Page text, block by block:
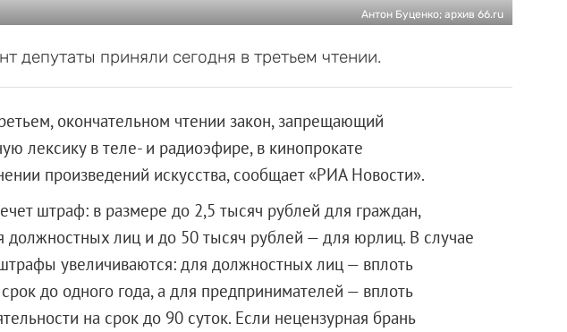
Антон Буценко; архив 66.ru
депутаты приняли сегодня в третьем чтении.
окончательном чтении закон, запрещающий
лексику в теле- и радиоэфире, в кинопрокате
произведений искусства, сообщает «РИА Новости».
штраф: в размере до 2,5 тысяч рублей для граждан,
должностных лиц и до 50 тысяч рублей — для юрлиц. В случае
увеличиваются: для должностных лиц — вплоть
до одного года, а для предпринимателей — вплоть
на срок до 90 суток. Если нецензурная брань